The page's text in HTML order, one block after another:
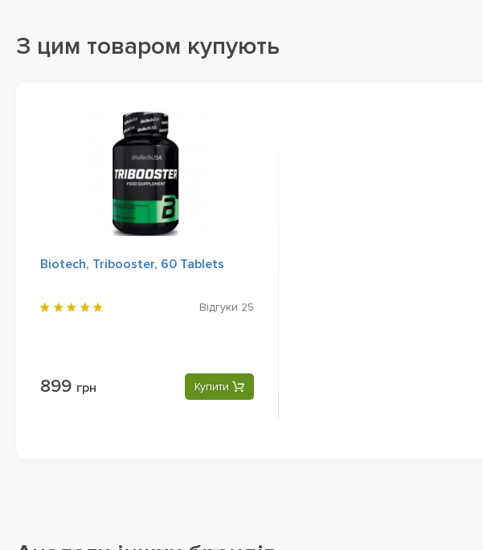
З цим товаром купують
Biotech, Tribooster, 60 Tablets
Відгуки 25
899 грн Купити